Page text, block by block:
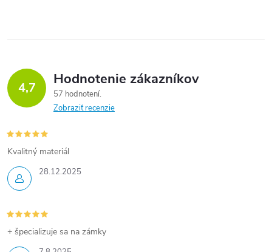
4,7 Hodnotenie zákazníkov
57 hodnotení
Zobraziť recenzie
28.12.2025
Kvalitný materiál
+ špecializuje sa na zámky